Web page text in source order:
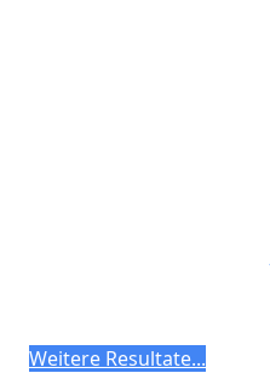
Search
Weitere Resultate...